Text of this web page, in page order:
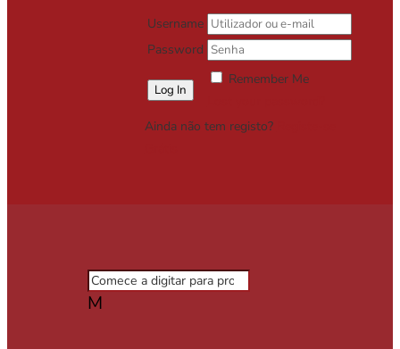
Username
Password
Remember Me
Ainda não tem registo?
M